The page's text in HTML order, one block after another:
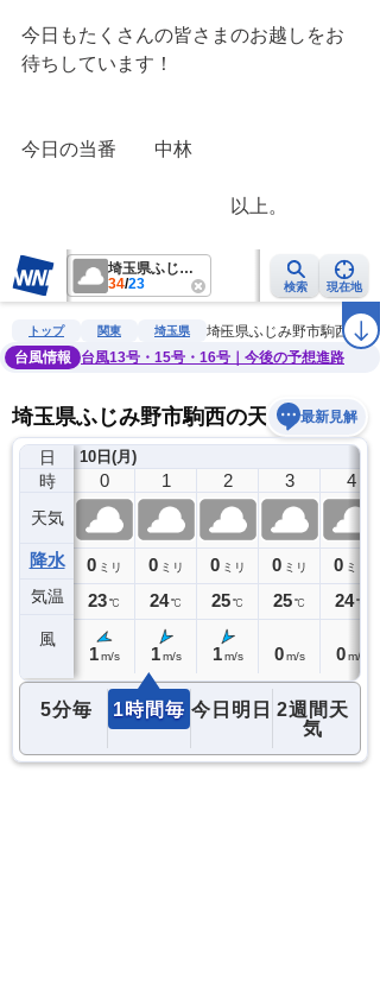
今日もたくさんの皆さまのお越しをお
待ちしています！
今日の当番　　中林
以上。